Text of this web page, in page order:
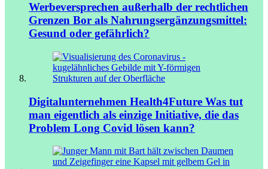
Werbeversprechen außerhalb der rechtlichen
Grenzen Bor als Nahrungsergänzungsmittel:
Gesund oder gefährlich?
Digitalunternehmen Health4Future Was tut
man eigentlich als einzige Initiative, die das
Problem Long Covid lösen kann?